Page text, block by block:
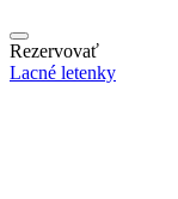
Rezervovať
Lacné letenky